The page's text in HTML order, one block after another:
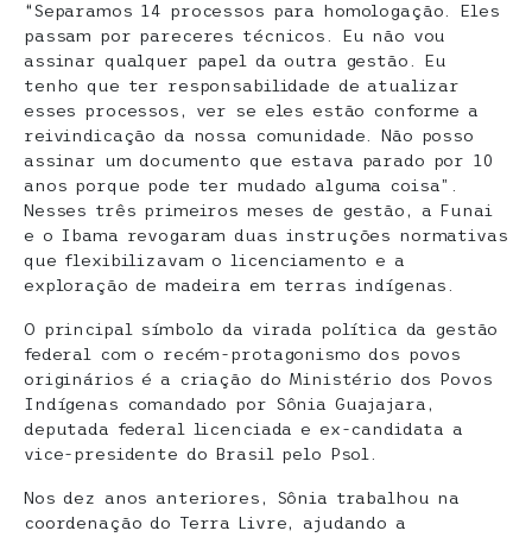
“Separamos 14 processos para homologação. Eles
passam por pareceres técnicos. Eu não vou
assinar qualquer papel da outra gestão. Eu
tenho que ter responsabilidade de atualizar
esses processos, ver se eles estão conforme a
reivindicação da nossa comunidade. Não posso
assinar um documento que estava parado por 10
anos porque pode ter mudado alguma coisa”.
Nesses três primeiros meses de gestão, a Funai
e o Ibama revogaram duas instruções normativas
que flexibilizavam o licenciamento e a
exploração de madeira em terras indígenas.
O principal símbolo da virada política da gestão
federal com o recém-protagonismo dos povos
originários é a criação do Ministério dos Povos
Indígenas comandado por Sônia Guajajara,
deputada federal licenciada e ex-candidata a
vice-presidente do Brasil pelo Psol.
Nos dez anos anteriores, Sônia trabalhou na
coordenação do Terra Livre, ajudando a